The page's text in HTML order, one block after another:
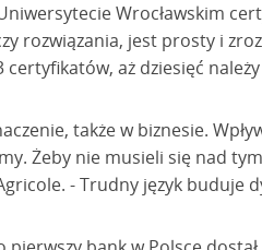
Wrocławskim
rozwiązania, jest prosty i
aż dziesięć
także w biznesie.
Żeby nie musieli się nad
- Trudny język buduje